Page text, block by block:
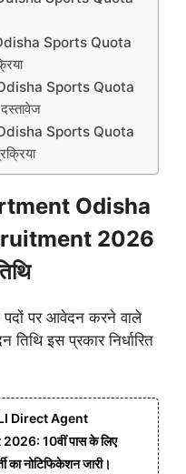
Sports Quota
Sports Quota
Sports Quota
Odisha
2026
पदों पर आवेदन करने वाले
तिथि इस प्रकार निर्धारित
Direct Agent
10वीं पास के लिए
का नोटिफिकेशन जारी।